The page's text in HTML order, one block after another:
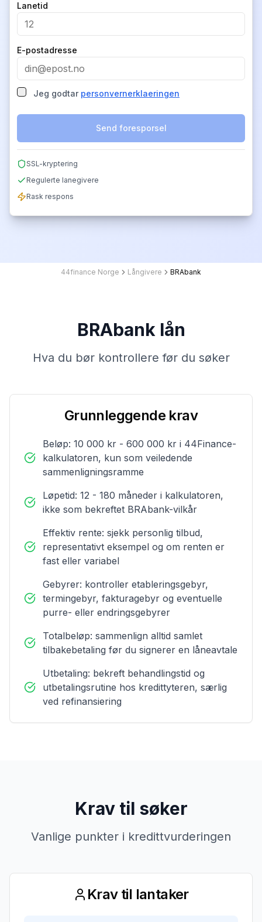
Lanetid
E-postadresse
Jeg godtar personvernerklaeringen
Send foresporsel
SSL-kryptering
Regulerte lanegivere
Rask respons
44finance Norge Långivere BRAbank
BRAbank lån
Hva du bør kontrollere før du søker
Grunnleggende krav
Beløp: 10 000 kr - 600 000 kr i 44Finance-
kalkulatoren, kun som veiledende
sammenligningsramme
Løpetid: 12 - 180 måneder i kalkulatoren,
ikke som bekreftet BRAbank-vilkår
Effektiv rente: sjekk personlig tilbud,
representativt eksempel og om renten er
fast eller variabel
Gebyrer: kontroller etableringsgebyr,
termingebyr, fakturagebyr og eventuelle
purre- eller endringsgebyrer
Totalbeløp: sammenlign alltid samlet
tilbakebetaling før du signerer en låneavtale
Utbetaling: bekreft behandlingstid og
utbetalingsrutine hos kredittyteren, særlig
ved refinansiering
Krav til søker
Vanlige punkter i kredittvurderingen
Krav til lantaker